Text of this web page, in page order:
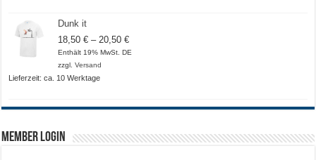
Dunk it
18,50€ –20,50€Preisspanne:
18,50 €
Enthält 19% MwSt. DE
zzgl.Versand
Lieferzeit: ca. 10 Werktage
Member Login